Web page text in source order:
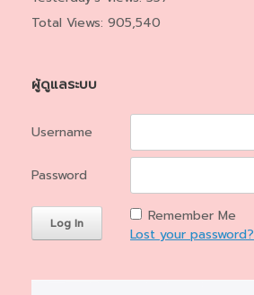
Total Views: 905,540
ผู้ดูแลระบบ
Username
Password
Remember Me
Lost your password?